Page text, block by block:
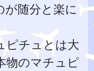
が随分と楽に
ピチュとは大
物のマチュピ